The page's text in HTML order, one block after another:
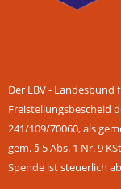
Der LBV -
Freistellungsbescheid
241/109/70060, als
gem. § 5 Abs. 1 Nr. 9
Spende ist steuerlich